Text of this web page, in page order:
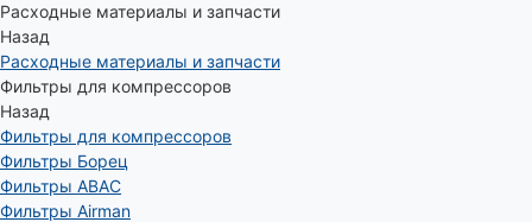
Расходные материалы и запчасти
Назад
Расходные материалы и запчасти
Фильтры для компрессоров
Назад
Фильтры для компрессоров
Фильтры Борец
Фильтры ABAC
Фильтры Airman